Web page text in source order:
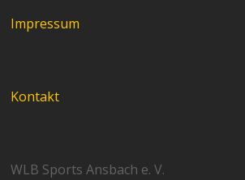
Impressum
Kontakt
WLB Sports Ansbach e. V.